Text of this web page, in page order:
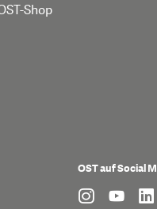
Shop
OST auf Social
find us
find